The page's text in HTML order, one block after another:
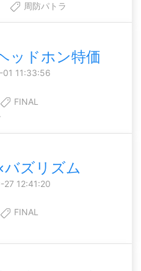
周防パトラ
ッドホン特価
11:33:56
FINAL
ズリズム
12:41:20
FINAL